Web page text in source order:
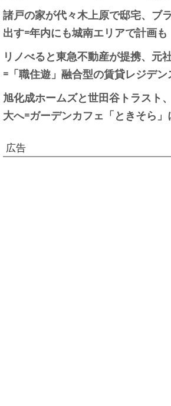
諸戸の家が代々木上原で邸宅、ブ
出す=年内にも城南エリアで計画も
リノべると東急不動産が提携、元
=「職住遊」融合型の賃貸レジデン
旭化成ホームズと世田谷トラスト
大へ=ガーデンカフェ「ときそら
広告